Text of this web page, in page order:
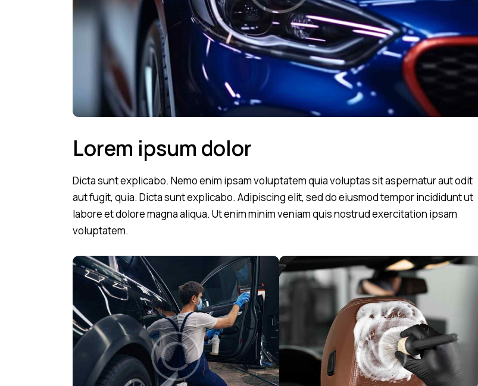
Lorem ipsum dolor
Dicta sunt explicabo. Nemo enim ipsam voluptatem quia voluptas sit aspernatur aut odit
aut fugit, quia. Dicta sunt explicabo. Adipiscing elit, sed do eiusmod tempor incididunt ut
labore et dolore magna aliqua. Ut enim minim veniam quis nostrud exercitation ipsam
voluptatem.